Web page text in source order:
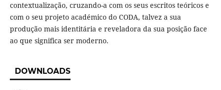
contextualização, cruzando-a com os seus escritos teóricos e
com o seu projeto académico do CODA, talvez a sua
produção mais identitária e reveladora da sua posição face
ao que significa ser moderno.
DOWNLOADS